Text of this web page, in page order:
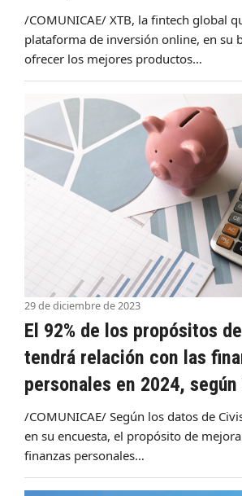
/COMUNICAE/ XTB, la fintech global
plataforma de inversión online, en su
ofrecer los mejores productos…
29 de diciembre de 2023
El 92% de los propósitos
tendrá relación con las
personales en 2024,
/COMUNICAE/ Según los datos de
en su encuesta, el propósito de
finanzas personales…